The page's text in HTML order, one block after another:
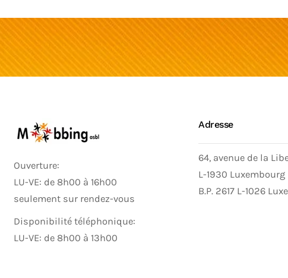
Ouverture:
LU-VE: de 8h00 à 16h00
seulement sur rendez-vous
Disponibilité téléphonique:
LU-VE: de 8h00 à 13h00
Adresse
64, avenue de la
L-1930 Luxembourg
B.P. 2617 L-1026